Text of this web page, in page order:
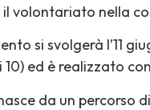
volontariato nella
si svolgerà l’11
10) ed è realizzato
da un